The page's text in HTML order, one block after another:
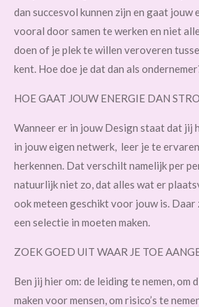
dan succesvol kunnen zijn en gaat jouw
vooral door samen te werken en niet
doen of je plek te willen veroveren
kent. Hoe doe je dat dan als
HOE GAAT JOUW ENERGIE DAN
Wanneer er in jouw Design staat dat jij
in jouw eigen netwerk, leer je te
herkennen. Dat verschilt namelijk per
natuurlijk niet zo, dat alles wat er
ook meteen geschikt voor jouw is. Daar
een selectie in moeten maken.
ZOEK GOED UIT WAAR JE TOE
Ben jij hier om: de leiding te nemen, om
maken voor mensen, om risico’s te